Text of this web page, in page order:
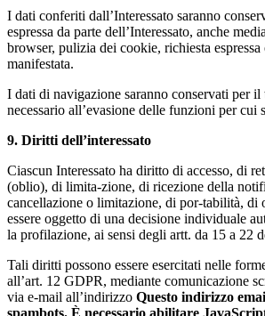
I dati conferiti dall’Interessato saranno
espressa da parte dell’Interessato, anche
browser, pulizia dei cookie, richiesta
manifestata.
I dati di navigazione saranno conservati per il
necessario all’evasione delle funzioni per cui
9. Diritti dell’interessato
Ciascun Interessato ha diritto di accesso, di
(oblio), di limita-zione, di ricezione della
cancellazione o limitazione, di por-tabilità, di
essere oggetto di una decisione individuale
la profilazione, ai sensi degli artt. da 15 a 22
Tali diritti possono essere esercitati nelle
all’art. 12 GDPR, mediante comunicazione
via e-mail all’indirizzo Questo indirizzo